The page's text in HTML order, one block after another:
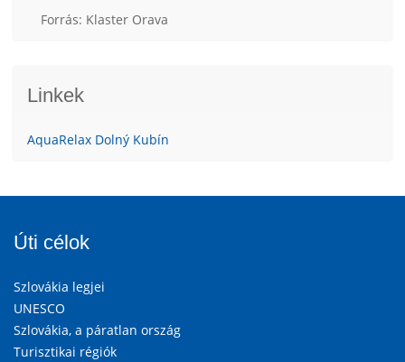
Forrás: Klaster Orava
Linkek
AquaRelax Dolný Kubín
Úti célok
Szlovákia legjei
UNESCO
Szlovákia, a páratlan ország
Turisztikai régiók